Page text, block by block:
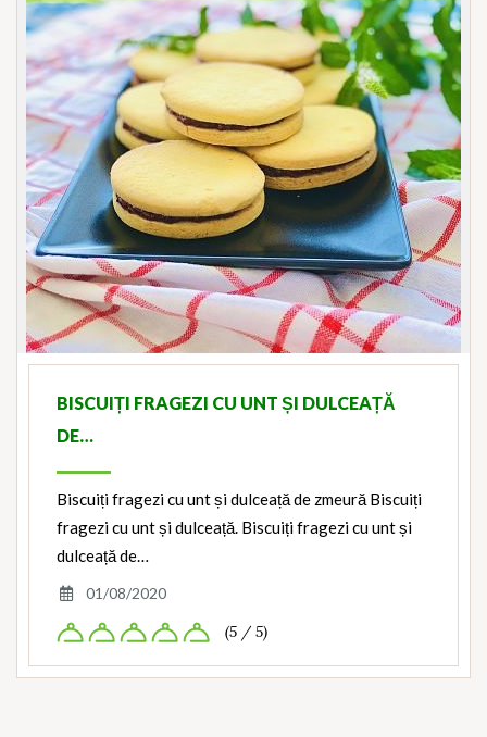
BISCUIȚI FRAGEZI CU UNT ȘI DULCEAȚĂ
DE…
Biscuiți fragezi cu unt și dulceață de zmeură Biscuiți
fragezi cu unt și dulceață. Biscuiți fragezi cu unt și
dulceață de…
01/08/2020
(5 / 5)